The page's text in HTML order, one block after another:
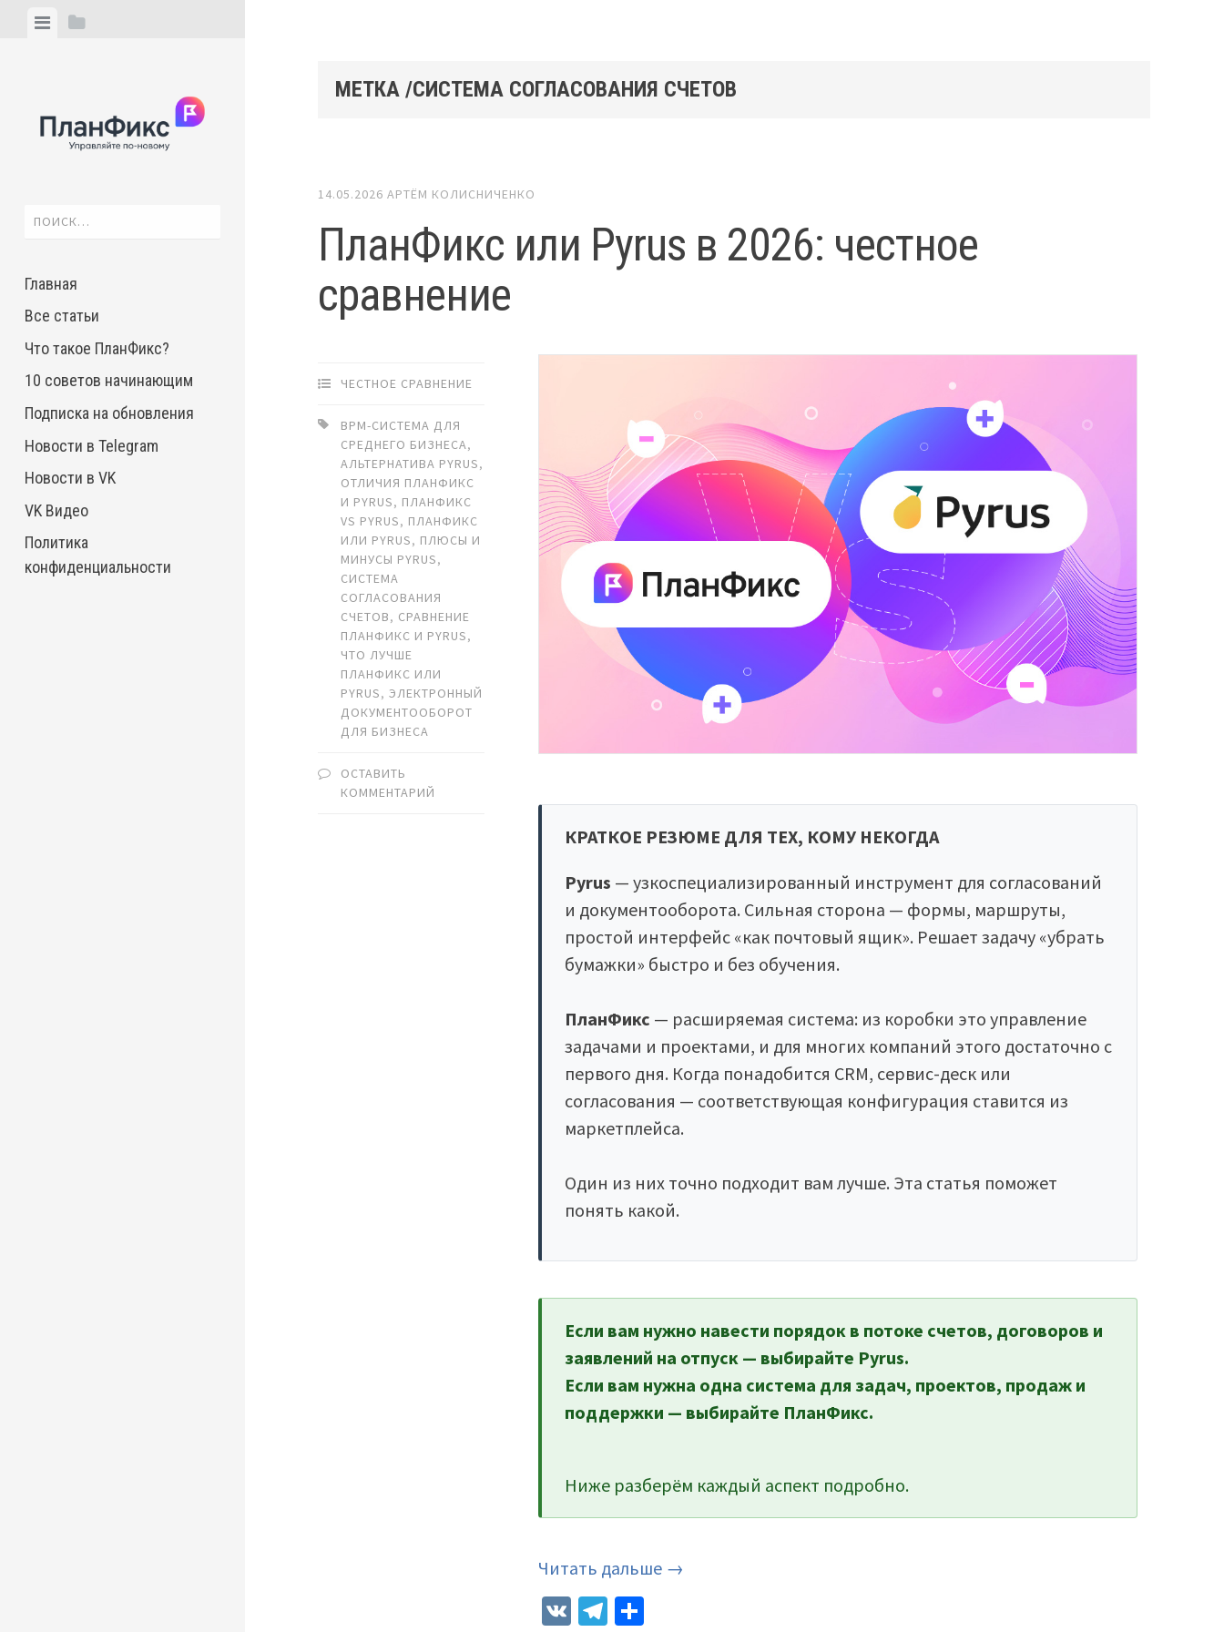
ViewView
Найти:
Главная
Все статьи
Что такое ПланФикс?
10 советов начинающим
Подписка на обновления
Новости в Telegram
Новости в VK
VK Видео
Политика
конфиденциальности
МЕТКА /СИСТЕМА СОГЛАСОВАНИЯ СЧЕТОВ
14.05.2026 АРТЁМ КОЛИСНИЧЕНКО
ПланФикс или Pyrus в 2026: честное
сравнение
ЧЕСТНОЕ СРАВНЕНИЕ
BPM-СИСТЕМА ДЛЯ
СРЕДНЕГО БИЗНЕСА,
АЛЬТЕРНАТИВА PYRUS,
ОТЛИЧИЯ ПЛАНФИКС
И PYRUS, ПЛАНФИКС
VS PYRUS, ПЛАНФИКС
ИЛИ PYRUS, ПЛЮСЫ И
МИНУСЫ PYRUS,
СИСТЕМА
СОГЛАСОВАНИЯ
СЧЕТОВ, СРАВНЕНИЕ
ПЛАНФИКС И PYRUS,
ЧТО ЛУЧШЕ
ПЛАНФИКС ИЛИ
PYRUS,ЭЛЕКТРОННЫЙ
ДОКУМЕНТООБОРОТ
ДЛЯ БИЗНЕСА
ОСТАВИТЬ
КОММЕНТАРИЙ
КРАТКОЕ РЕЗЮМЕ ДЛЯ ТЕХ, КОМУ НЕКОГДА
Pyrus — узкоспециализированный инструмент для согласований
и документооборота. Сильная сторона — формы, маршруты,
простой интерфейс «как почтовый ящик». Решает задачу «убрать
бумажки» быстро и без обучения.
ПланФикс — расширяемая система: из коробки это управление
задачами и проектами, и для многих компаний этого достаточно с
первого дня. Когда понадобится CRM, сервис-деск или
согласования — соответствующая конфигурация ставится из
маркетплейса.
Один из них точно подходит вам лучше. Эта статья поможет
понять какой.
Если вам нужно навести порядок в потоке счетов, договоров и
заявлений на отпуск — выбирайте Pyrus.
Если вам нужна одна система для задач, проектов, продаж и
поддержки — выбирайте ПланФикс.
Ниже разберём каждый аспект подробно.
Читать дальше →
VK Telegram